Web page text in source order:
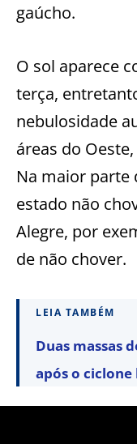
gaúcho.
O sol aparece
terça,
nebulosidade
áreas do
Na maior parte
estado não
Alegre, por
de não chover.
LEIA TAMBÉM
Duas massas
após o ciclone